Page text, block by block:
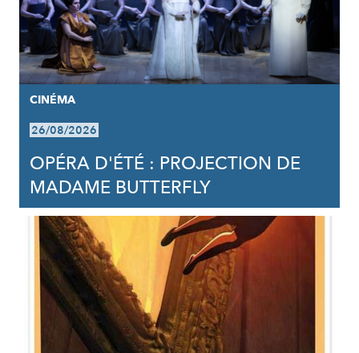
CINÉMA
26/08/2026
OPÉRA D'ÉTÉ : PROJECTION DE
MADAME BUTTERFLY